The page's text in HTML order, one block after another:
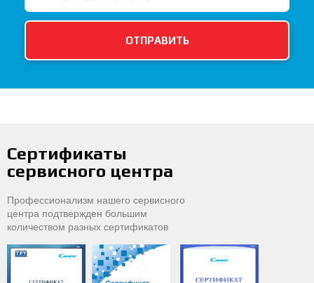
Сертификаты
сервисного центра
Профессионализм нашего сервисного
центра подтвержден большим
количеством разных сертификатов